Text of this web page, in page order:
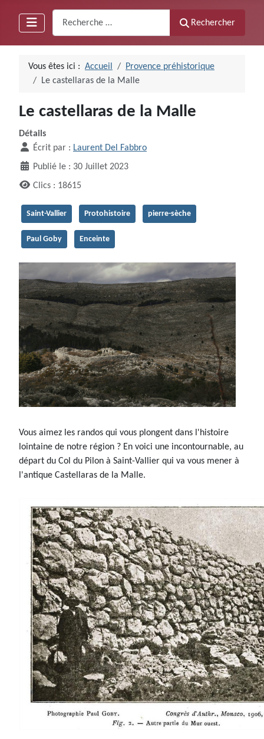
Rechercher
Vous êtes ici : Accueil
Provence préhistorique
Le castellaras de la Malle
Le castellaras de la Malle
Détails
Écrit par : Laurent Del Fabbro
Publié le : 30 Juillet 2023
Clics : 18615
Saint-Vallier Protohistoire pierre-sèche
Paul Goby Enceinte
Vous aimez les randos qui vous plongent dans l'histoire
lointaine de notre région ? En voici une incontournable, au
départ du Col du Pilon à Saint-Vallier qui va vous mener à
l'antique Castellaras de la Malle.